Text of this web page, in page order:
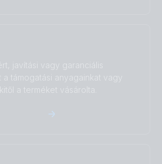
javítási vagy garanciális
támogatási anyagainkat vagy
a terméket vásárolta.